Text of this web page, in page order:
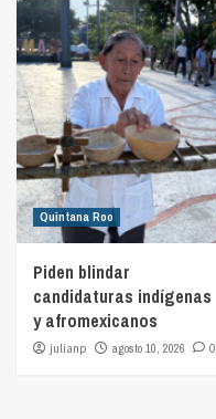
Quintana Roo
Piden blindar
candidaturas indígenas
y afromexicanos
julianp agosto 10, 2026 0